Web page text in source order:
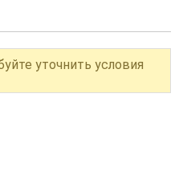
уточнить условия